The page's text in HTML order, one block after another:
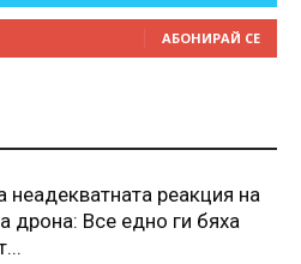
АБОНИРАЙ СЕ
неадекватната реакция на
дрона: Все едно ги бяха